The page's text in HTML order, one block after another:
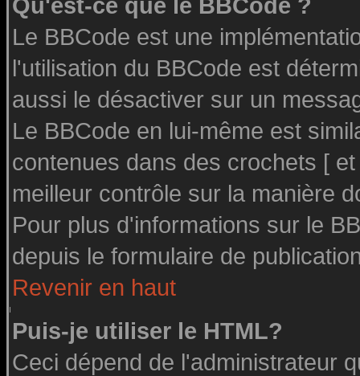
Qu'est-ce que le BBCode ?
Le BBCode est une
l'utilisation du BBCode est
aussi le désactiver sur un
Le BBCode en lui-même est
contenues dans des crochets [
meilleur contrôle sur la manière
Pour plus d'informations sur le
depuis le formulaire de
Revenir en haut
Puis-je utiliser le HTML?
Ceci dépend de l'administrateur